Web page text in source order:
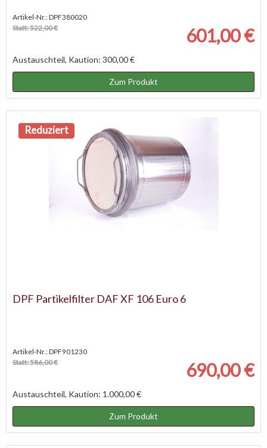
Artikel-Nr.: DPF380020
Statt: 522,00 €
601,00 €
Austauschteil, Kaution: 300,00 €
Zum Produkt
NEU
Reduziert
DPF Partikelfilter DAF XF 106 Euro 6
Artikel-Nr.: DPF901230
Statt: 586,00 €
690,00 €
Austauschteil, Kaution: 1.000,00 €
Zum Produkt